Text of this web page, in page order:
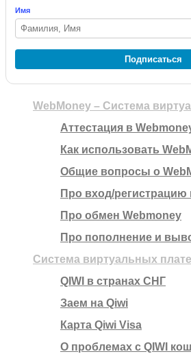
Имя
Подписаться
WebMoney – Система
Аттестация в
Как использовать
Общие вопросы о
Про вход/регистрацию
Про обмен Webmoney
Про пополнение и
Система виртуальных
QIWI в странах СНГ
Заем на Qiwi
Карта Qiwi Visa
О проблемах с QIWI